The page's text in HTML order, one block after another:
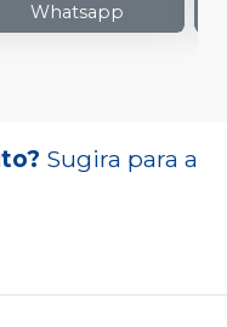
Whatsapp
Sugira para a